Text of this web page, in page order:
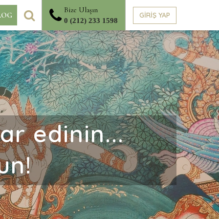
Bize Ulaşın
0 (212) 233 1598
GİRİŞ YAP
ARA
edinin...